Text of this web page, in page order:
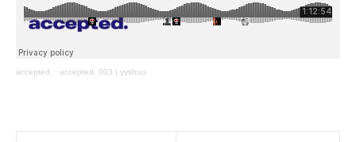
accepted. · accepted. 003 | yyshuu